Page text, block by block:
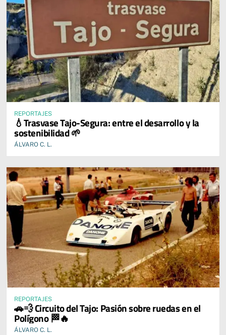
REPORTAJES
💧Trasvase Tajo-Segura: entre el desarrollo y la
sostenibilidad 🌱
ÁLVARO C. L.
REPORTAJES
🚗💨 Circuito del Tajo: Pasión sobre ruedas en el
Polígono 🏁🔥
ÁLVARO C. L.